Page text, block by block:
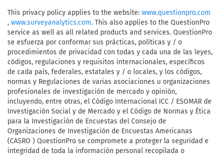
This privacy policy applies to the website: www.questionpro.com
, www.surveyanalytics.com. This also applies to the QuestionPro
service as well as all related products and services. QuestionPro
se esfuerza por conformar sus prácticas, políticas y / o
procedimientos de privacidad con todas y cada una de las leyes,
códigos, regulaciones y requisitos internacionales, específicos
de cada país, federales, estatales y / o locales, y los códigos,
normas y Regulaciones de varias asociaciones u organizaciones
profesionales de investigación de mercado y opinión,
incluyendo, entre otras, el Código Internacional ICC / ESOMAR de
Investigación Social y de Mercado y el Código de Normas y Ética
para la Investigación de Encuestas del Consejo de
Organizaciones de Investigación de Encuestas Americanas
(CASRO ) QuestionPro se compromete a proteger la seguridad e
integridad de toda la información personal recopilada o